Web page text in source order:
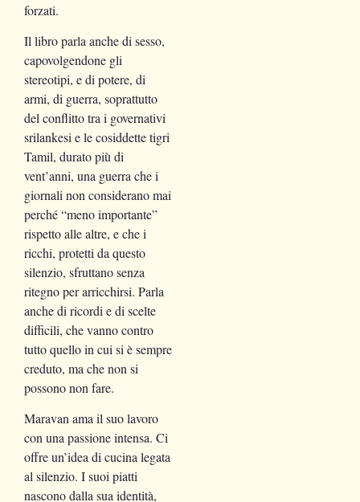
forzati.
Il libro parla anche di sesso,
capovolgendone gli
stereotipi, e di potere, di
armi, di guerra, soprattutto
del conflitto tra i governativi
srilankesi e le cosiddette tigri
Tamil, durato più di
vent’anni, una guerra che i
giornali non considerano mai
perché “meno importante”
rispetto alle altre, e che i
ricchi, protetti da questo
silenzio, sfruttano senza
ritegno per arricchirsi. Parla
anche di ricordi e di scelte
difficili, che vanno contro
tutto quello in cui si è sempre
creduto, ma che non si
possono non fare.
Maravan ama il suo lavoro
con una passione intensa. Ci
offre un’idea di cucina legata
al silenzio. I suoi piatti
nascono dalla sua identità,